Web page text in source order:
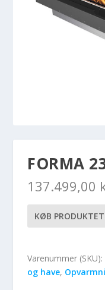
FORMA
137.499,00
KØB PRODUKTET
Varenummer (SKU):
og have,